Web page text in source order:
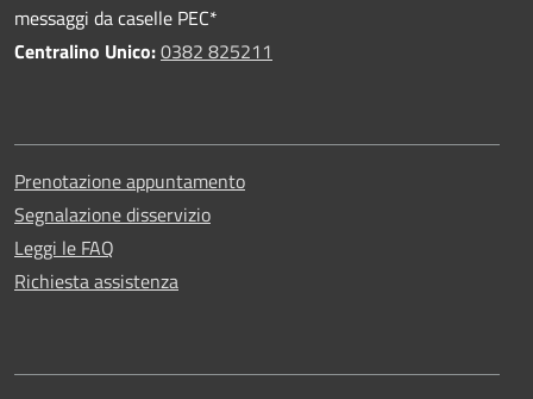
messaggi da caselle PEC*
Centralino Unico:0382 825211
Prenotazione appuntamento
Segnalazione disservizio
Leggi le FAQ
Richiesta assistenza